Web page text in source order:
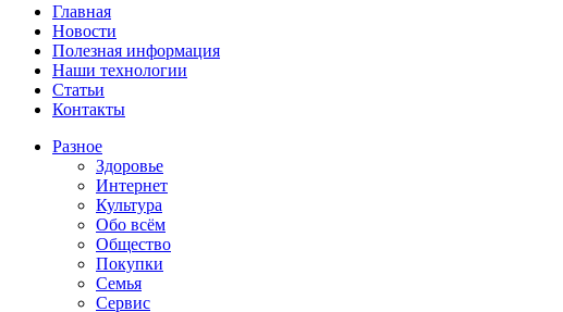
Главная
Новости
Полезная информация
Наши технологии
Статьи
Контакты
Разное
Здоровье
Интернет
Культура
Обо всём
Общество
Покупки
Семья
Сервис